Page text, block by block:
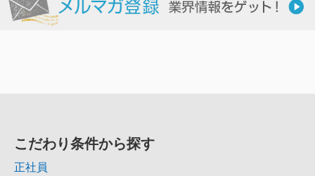
こだわり条件から探す
正社員